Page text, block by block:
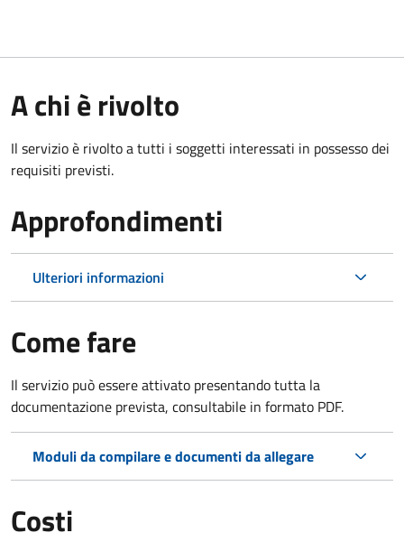
A chi è rivolto
Il servizio è rivolto a tutti i soggetti interessati in possesso dei
requisiti previsti.
Approfondimenti
Ulteriori informazioni
Come fare
Il servizio può essere attivato presentando tutta la
documentazione prevista, consultabile in formato PDF.
Moduli da compilare e documenti da allegare
Costi